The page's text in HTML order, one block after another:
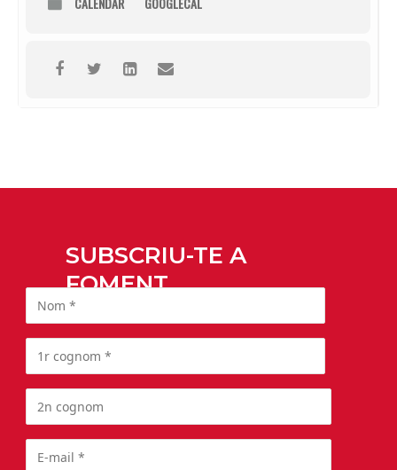
SUBSCRIU-TE A
FOMENT